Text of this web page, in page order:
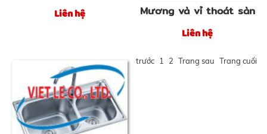
Liên hệ Mương và vỉ thoát sàn
Liên hệ
trước 1 2 Trang sau Trang cuối